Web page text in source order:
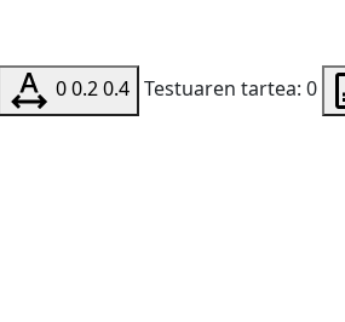
00.20.4 Testuaren tartea: 0